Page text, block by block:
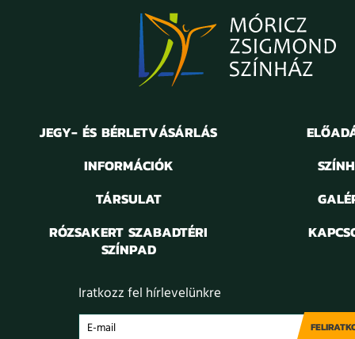
JEGY- ÉS BÉRLETVÁSÁRLÁS
INFORMÁCIÓK
TÁRSULAT
RÓZSAKERT SZABADTÉRI
SZÍNPAD
Iratkozz fel hírlevelünkre